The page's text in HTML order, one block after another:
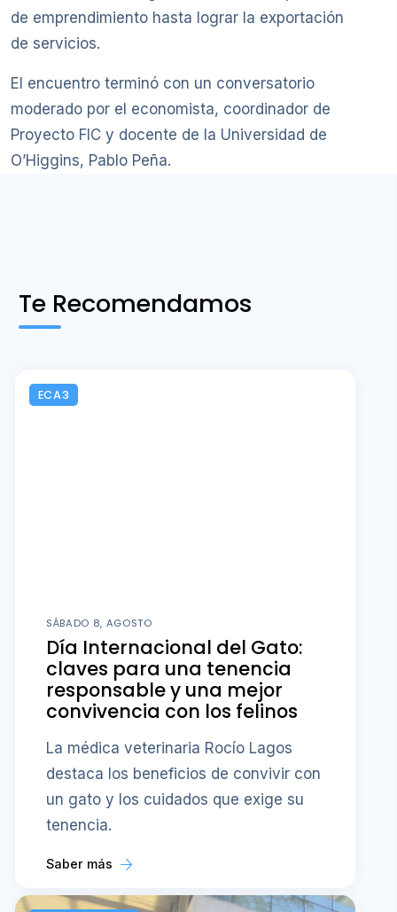
de emprendimiento hasta lograr la exportación
de servicios.
El encuentro terminó con un conversatorio
moderado por el economista, coordinador de
Proyecto FIC y docente de la Universidad de
O’Higgins, Pablo Peña.
Te Recomendamos
ECA3
SÁBADO 8, AGOSTO
Día Internacional del Gato:
claves para una tenencia
responsable y una mejor
convivencia con los felinos
La médica veterinaria Rocío Lagos
destaca los beneficios de convivir con
un gato y los cuidados que exige su
tenencia.
Saber más